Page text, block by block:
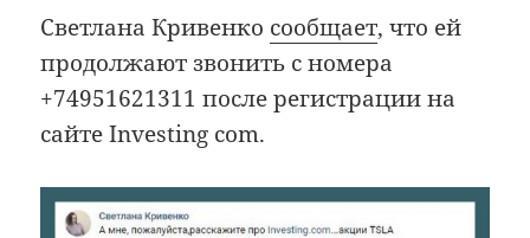
Светлана Кривенко сообщает, что ей
продолжают звонить с номера
+74951621311 после регистрации на
сайте Investing com.